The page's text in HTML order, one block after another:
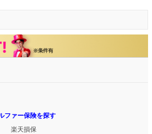
ファー保険を探す
楽天損保